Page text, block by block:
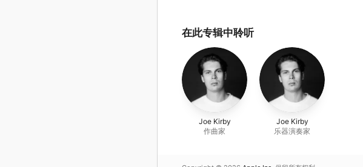
在此专辑中聆听
Joe Kirby
作曲家
Joe Kirby
乐器演奏家